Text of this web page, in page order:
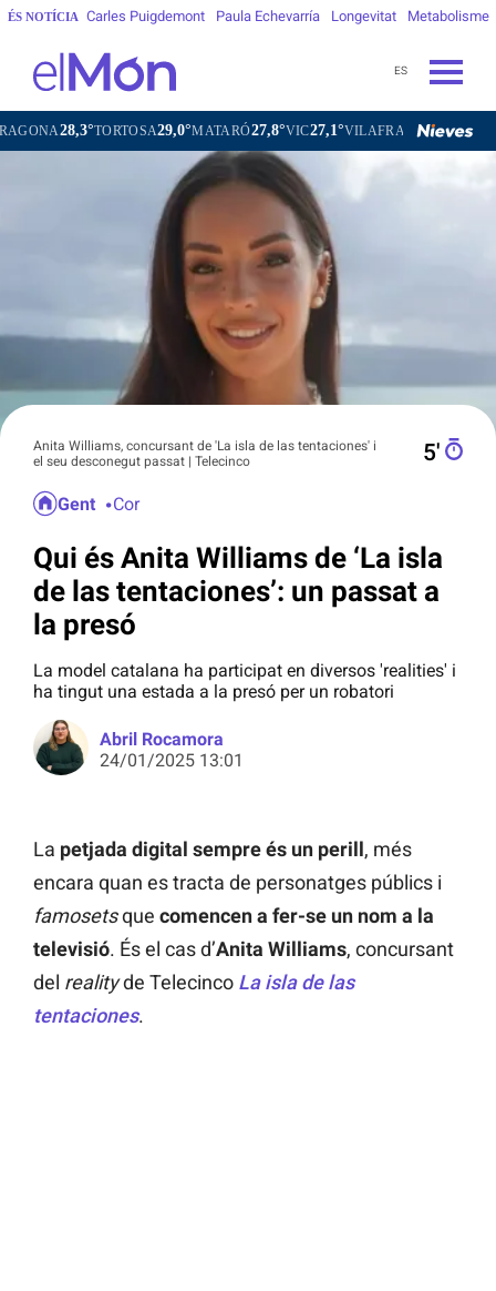
ÉS NOTÍCIA Carles Puigdemont Paula Echevarría Longevitat Metabolisme
ES
29,0°MATARÓ27,8°VIC27,1°VILAFRANCA DEL PENEDÈS26,7°
Anita Williams, concursant de 'La isla de las tentaciones' i
el seu desconegut passat | Telecinco
5′
Gent Cor
Qui és Anita Williams de ‘La isla
de las tentaciones’: un passat a
la presó
La model catalana ha participat en diversos 'realities' i
ha tingut una estada a la presó per un robatori
Abril Rocamora
24/01/2025 13:01
La petjada digital sempre és un perill, més
encara quan es tracta de personatges públics i
famosetsque comencen a fer-se un nom a la
televisió. És el cas d’Anita Williams, concursant
del realityde Telecinco La isla de las
tentaciones.